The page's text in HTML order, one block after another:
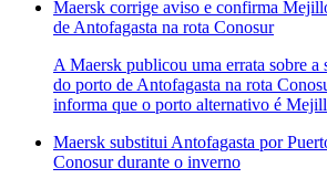
Maersk corrige aviso e confirma
de Antofagasta na rota Conosur
A Maersk publicou uma errata sobre a
do porto de Antofagasta na rota
informa que o porto alternativo é
Maersk substitui Antofagasta por
Conosur durante o inverno